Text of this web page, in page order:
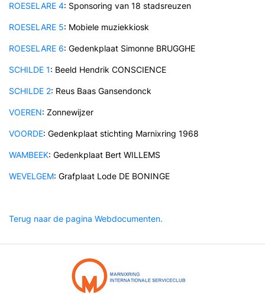
ROESELARE 4: Sponsoring van 18 stadsreuzen
ROESELARE 5: Mobiele muziekkiosk
ROESELARE 6: Gedenkplaat Simonne BRUGGHE
SCHILDE 1: Beeld Hendrik CONSCIENCE
SCHILDE 2: Reus Baas Gansendonck
VOEREN: Zonnewijzer
VOORDE: Gedenkplaat stichting Marnixring 1968
WAMBEEK: Gedenkplaat Bert WILLEMS
WEVELGEM: Grafplaat Lode DE BONINGE
Terug naar de pagina Webdocumenten.